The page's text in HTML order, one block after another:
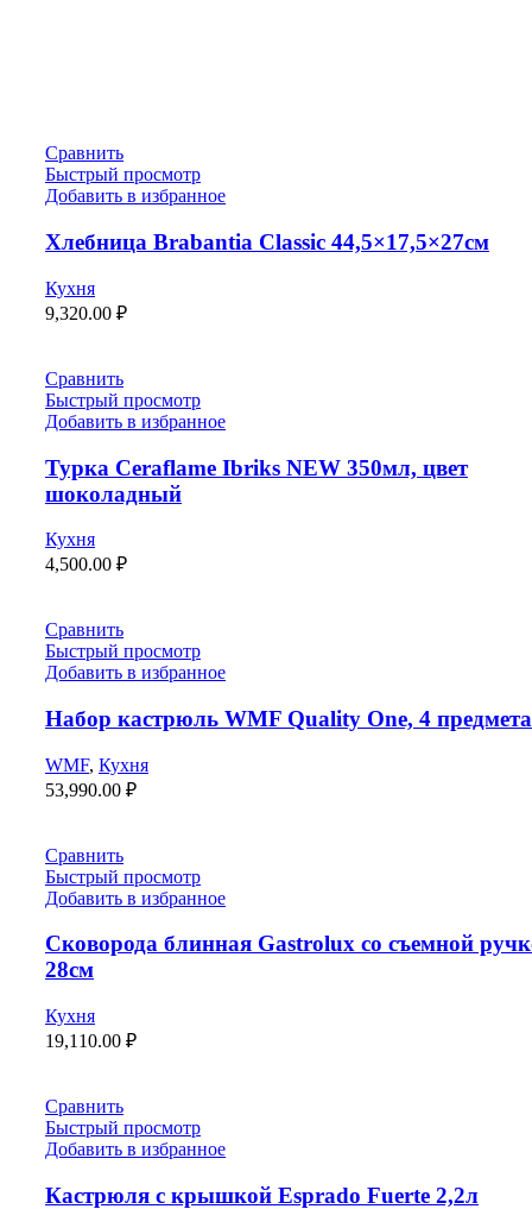
Сравнить
Быстрый просмотр
Добавить в избранное
Хлебница Brabantia Classic 44,5×17,5×27см
Кухня
9,320.00 ₽
Сравнить
Быстрый просмотр
Добавить в избранное
Турка Ceraflame Ibriks NEW 350мл, цвет
шоколадный
Кухня
4,500.00 ₽
Сравнить
Быстрый просмотр
Добавить в избранное
Набор кастрюль WMF Quality One, 4 предмета
WMF, Кухня
53,990.00 ₽
Сравнить
Быстрый просмотр
Добавить в избранное
Сковорода блинная Gastrolux со съемной
28см
Кухня
19,110.00 ₽
Сравнить
Быстрый просмотр
Добавить в избранное
Кастрюля с крышкой Esprado Fuerte 2,2л